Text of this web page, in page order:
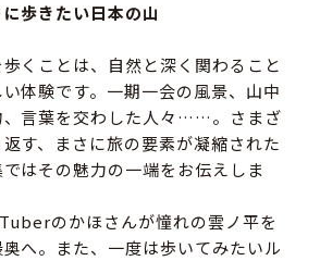
歩きたい日本の山
くことは、自然と深く関わること
体験です。一期一会の風景、山中
、言葉を交わした人々……。さまざ
す、まさに旅の要素が凝縮された
はその魅力の一端をお伝えしま
のかほさんが憧れの雲ノ平を
へ。また、一度は歩いてみたいル